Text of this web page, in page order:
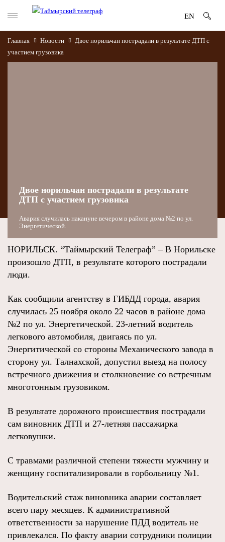
EN
Главная Новости
Двое норильчан пострадали в результате ДТП с
участием грузовика
Двое норильчан пострадали в результате
ДТП с участием грузовика
Авария случилась накануне вечером в районе дома №2 по ул.
Энергетической.
НОРИЛЬСК. “Таймырский Телеграф” – В Норильске
произошло ДТП, в результате которого пострадали
люди.
Как сообщили агентству в ГИБДД города, авария
случилась 25 ноября около 22 часов в районе дома
№2 по ул. Энергетической. 23-летний водитель
легкового автомобиля, двигаясь по ул.
Энергитической со стороны Механического завода в
сторону ул. Талнахской, допустил выезд на полосу
встречного движения и столкновение со встречным
многотонным грузовиком.
В результате дорожного происшествия пострадали
сам виновник ДТП и 27-летняя пассажирка
легковушки.
С травмами различной степени тяжести мужчину и
женщину госпитализировали в горбольницу №1.
Водительский стаж виновника аварии составляет
всего пару месяцев. К административной
ответственности за нарушение ПДД водитель не
привлекался. По факту аварии сотрудники полиции